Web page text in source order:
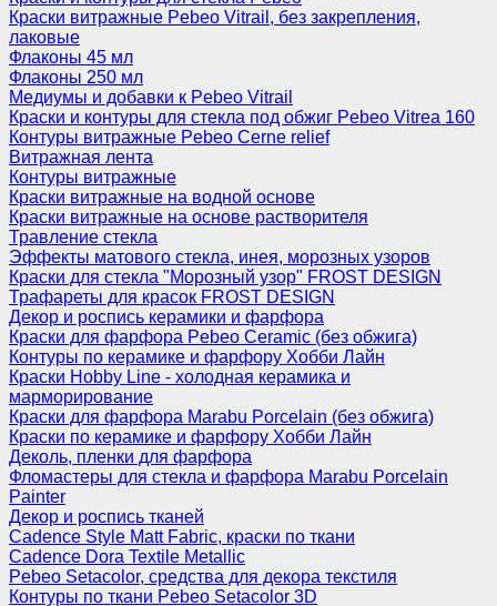
Краски витражные Pebeo Vitrail, без закрепления,
лаковые
Флаконы 45 мл
Флаконы 250 мл
Медиумы и добавки к Pebeo Vitrail
Краски и контуры для стекла под обжиг Pebeo Vitrea 160
Контуры витражные Pebeo Cerne relief
Витражная лента
Контуры витражные
Краски витражные на водной основе
Краски витражные на основе растворителя
Травление стекла
Эффекты матового стекла, инея, морозных узоров
Краски для стекла "Морозный узор" FROST DESIGN
Трафареты для красок FROST DESIGN
Декор и роспись керамики и фарфора
Краски для фарфора Pebeo Ceramic (без обжига)
Контуры по керамике и фарфору Хобби Лайн
Краски Hobby Line - холодная керамика и
марморирование
Краски для фарфора Marabu Porcelain (без обжига)
Краски по керамике и фарфору Хобби Лайн
Деколь, пленки для фарфора
Фломастеры для стекла и фарфора Marabu Porcelain
Painter
Декор и роспись тканей
Cadence Style Matt Fabric, краски по ткани
Cadence Dora Textile Metallic
Pebeo Setacolor, средства для декора текстиля
Контуры по ткани Pebeo Setacolor 3D